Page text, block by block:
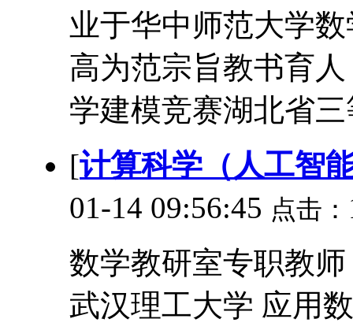
业于华中师范大学
高为范宗旨教书育
学建模竞赛湖北省
[计算科学（人工智
01-14 09:56:45 点击：
数学教研室专职教师
武汉理工大学 应用